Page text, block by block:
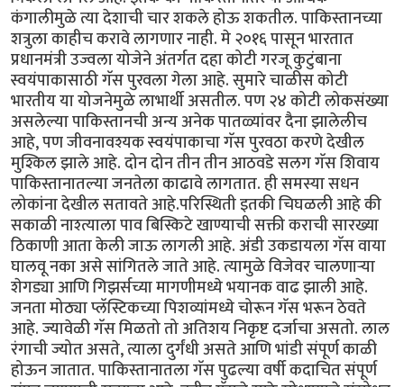
कंगालीमुळे त्या देशाची चार शकले होऊ शकतील. पाकिस्तानच्या
शत्रुला काहीच करावे लागणार नाही. मे २०१६ पासून भारतात
प्रधानमंत्री उज्वला योजेने अंतर्गत दहा कोटी गरजू कुटुंबाना
स्वयंपाकासाठी गॅस पुरवला गेला आहे. सुमारे चाळीस कोटी
भारतीय या योजनेमुळे लाभार्थी असतील. पण २४ कोटी लोकसंख्या
असलेल्या पाकिस्तानची अन्य अनेक पातळ्यांवर दैना झालेलीच
आहे, पण जीवनावश्यक स्वयंपाकाचा गॅस पुरवठा करणे देखील
मुश्किल झाले आहे. दोन दोन तीन तीन आठवडे सलग गॅस शिवाय
पाकिस्तानातल्या जनतेला काढावे लागतात. ही समस्या सधन
लोकांना देखील सतावते आहे.परिस्थिती इतकी चिघळली आहे की
सकाळी नाश्त्याला पाव बिस्किटे खाण्याची सक्ती कराची सारख्या
ठिकाणी आता केली जाऊ लागली आहे. अंडी उकडायला गॅस वाया
घालवू नका असे सांगितले जाते आहे. त्यामुळे विजेवर चालणाऱ्या
शेगड्या आणि गिझर्सच्या मागणीमध्ये भयानक वाढ झाली आहे.
जनता मोठ्या प्लॅस्टिकच्या पिशव्यांमध्ये चोरून गॅस भरून ठेवते
आहे. ज्यावेळी गॅस मिळतो तो अतिशय निकृष्ट दर्जाचा असतो. लाल
रंगाची ज्योत असते, त्याला दुर्गंधी असते आणि भांडी संपूर्ण काळी
होऊन जातात. पाकिस्तानातला गॅस पुढल्या वर्षी कदाचित संपूर्ण